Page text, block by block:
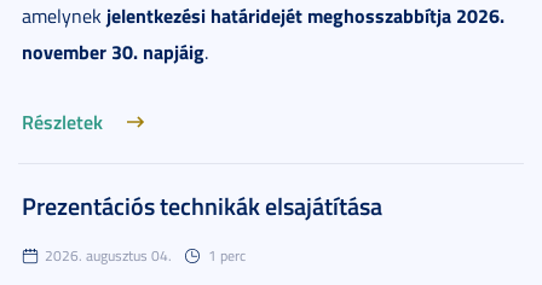
amelynek jelentkezési határidejét meghosszabbítja 2026.
november 30. napjáig.
Részletek
Prezentációs technikák elsajátítása
2026. augusztus 04. 1 perc